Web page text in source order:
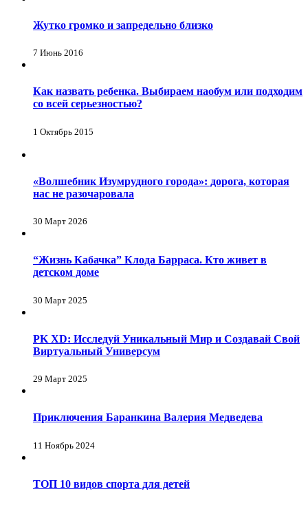
Жутко громко и запредельно близко
7 Июнь 2016
Как назвать ребенка. Выбираем наобум или подходим
со всей серьезностью?
1 Октябрь 2015
«Волшебник Изумрудного города»: дорога, которая
нас не разочаровала
30 Март 2026
“Жизнь Кабачка” Клода Барраса. Кто живет в
детском доме
30 Март 2025
PK XD: Исследуй Уникальный Мир и Создавай Свой
Виртуальный Универсум
29 Март 2025
Приключения Баранкина Валерия Медведева
11 Ноябрь 2024
ТОП 10 видов спорта для детей